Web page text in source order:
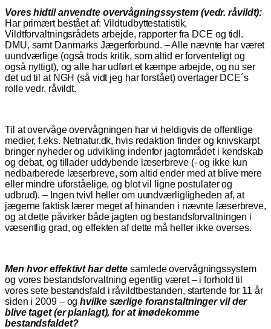
Vores hidtil anvendte overvågningssystem (vedr. råvildt):
Har primært bestået af: Vildtudbyttestatistik,
Vildtforvaltningsrådets arbejde, rapporter fra DCE og tidl.
DMU, samt Danmarks Jægerforbund. – Alle nævnte har været
uundværlige (også trods kritik, som altid er forventeligt og
også nyttigt), og alle har udført et kæmpe arbejde, og nu ser
det ud til at NGH (så vidt jeg har forstået) overtager DCE´s
rolle vedr. råvildt.
Til at overvåge overvågningen har vi heldigvis de offentlige
medier, f.eks. Netnatur.dk, hvis redaktion finder og knivskarpt
bringer nyheder og udvikling indenfor jagtområdet i kendskab
og debat, og tillader uddybende læserbreve (- og ikke kun
nedbarberede læserbreve, som altid ender med at blive mere
eller mindre uforståelige, og blot vil ligne postulater og
udbrud). – Ingen tvivl heller om uundværligligheden af, at
jægerne faktisk lærer meget af hinanden i nævnte læserbreve,
og at dette påvirker både jagten og bestandsforvaltningen i
væsentlig grad, og effekten af dette må heller ikke overses.
Men hvor effektivt har dette samlede overvågningssystem
og vores bestandsforvaltning egentlig været – i forhold til
vores sete bestandsfald i råvildtbestanden, startende for 11 år
siden i 2009 – oghvilke særlige foranstaltninger vil der
blive taget (er planlagt), for at imødekomme
bestandsfaldet?